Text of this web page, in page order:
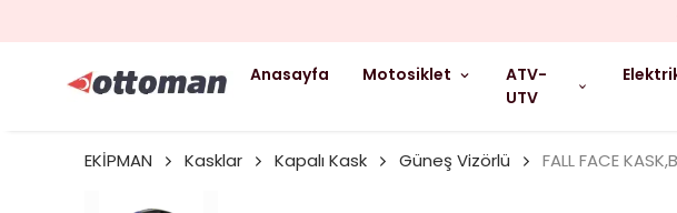
Anasayfa Motosiklet
ATV-
UTV
EKİPMAN Kasklar Kapalı Kask Güneş Vizörlü FALL FACE